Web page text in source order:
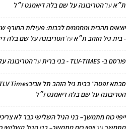
ת״אעלהטריבונה על שם בלה דיאמנט ז״ל
יוצאים מהבית ומחממים לבבות: פעילות החורף
- בית גיל הזהב ת״אעלהטריבונה על שם בלה
פורסם ב- TLV-TIMES - בני ברית עלהטריבונה
סבתא זפטה" בבית גיל הזהב תל אביבTLV Times - בית גיל הזהב ת״א
הטריבונה על שם בלה דיאמנט ז״ל
ייפוי כוח מתמשך– בני הגיל השלישי כבר לא